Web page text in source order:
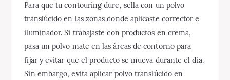
Para que tu contouring dure, sella con un polvo
translúcido en las zonas donde aplicaste corrector e
iluminador. Si trabajaste con productos en crema,
pasa un polvo mate en las áreas de contorno para
fijar y evitar que el producto se mueva durante el día.
Sin embargo, evita aplicar polvo translúcido en